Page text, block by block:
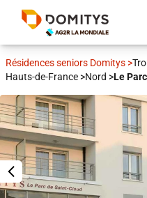
Résidences seniors Domitys >
Hauts-de-France >Nord >Le